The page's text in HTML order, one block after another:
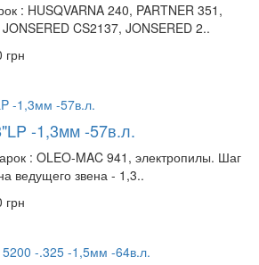
: HUSQVARNA 240, PARTNER 351,
CS2137, JONSERED 2..
-1,3мм -57в.л.
: OLEO-MAC 941, электропилы. Шаг
ведущего звена - 1,3..